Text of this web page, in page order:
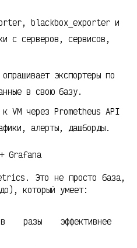
blackbox_exporter и
с серверов, сервисов,
экспортеры по
в свою базу.
VM через Prometheus API
алерты, дашборды.
Это не просто база,
который умеет:
разы эффективнее